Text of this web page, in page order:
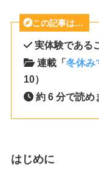
この記事は…
実体験である
連載「冬休み
10）
約 6 分で読め
はじめに